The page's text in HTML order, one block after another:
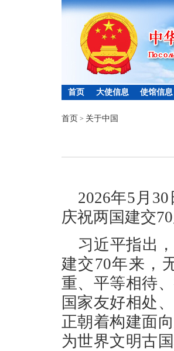
首页 大使信息 使馆信息
首页 > 关于中国
2026年5月
庆祝两国建交70
习近平指出
建交70年来，
重、平等相待
国家友好相处
正朝着构建面
为世界文明古